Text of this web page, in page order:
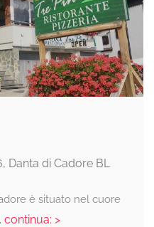
Danta di Cadore BL
è situato nel cuore
continua: >